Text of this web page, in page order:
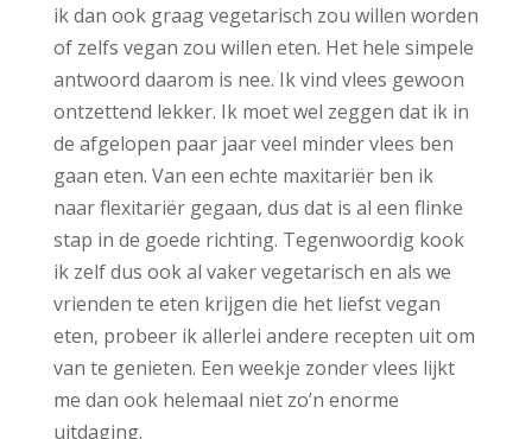
ik dan ook graag vegetarisch zou willen worden
of zelfs vegan zou willen eten. Het hele simpele
antwoord daarom is nee. Ik vind vlees gewoon
ontzettend lekker. Ik moet wel zeggen dat ik in
de afgelopen paar jaar veel minder vlees ben
gaan eten. Van een echte maxitariër ben ik
naar flexitariër gegaan, dus dat is al een flinke
stap in de goede richting. Tegenwoordig kook
ik zelf dus ook al vaker vegetarisch en als we
vrienden te eten krijgen die het liefst vegan
eten, probeer ik allerlei andere recepten uit om
van te genieten. Een weekje zonder vlees lijkt
me dan ook helemaal niet zo’n enorme
uitdaging.